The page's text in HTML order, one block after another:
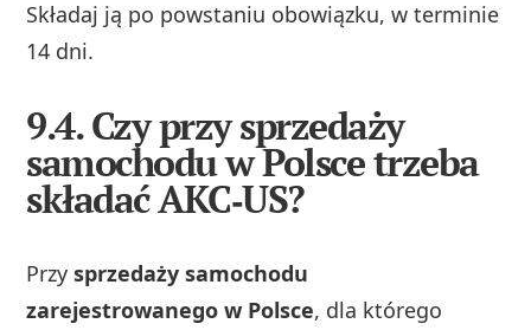
Składaj ją po powstaniu obowiązku, w terminie
14 dni.
9.4. Czy przy sprzedaży
samochodu w Polsce trzeba
składać AKC‑US?
Przysprzedaży samochodu
zarejestrowanego w Polsce, dla którego